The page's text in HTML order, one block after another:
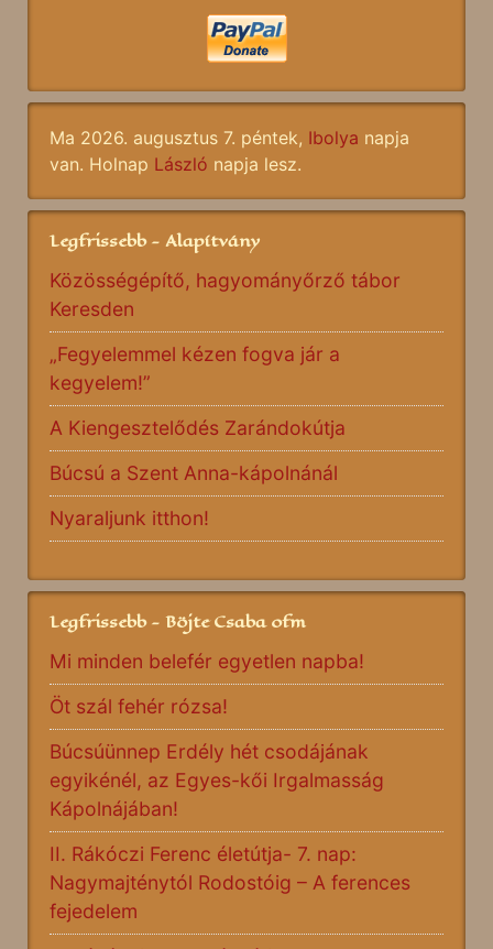
Ma 2026. augusztus 7. péntek, Ibolya napja
van. Holnap László napja lesz.
Legfrissebb - Alapítvány
Közösségépítő, hagyományőrző tábor
Keresden
„Fegyelemmel kézen fogva jár a
kegyelem!”
A Kiengesztelődés Zarándokútja
Búcsú a Szent Anna-kápolnánál
Nyaraljunk itthon!
Legfrissebb - Böjte Csaba ofm
Mi minden belefér egyetlen napba!
Öt szál fehér rózsa!
Búcsúünnep Erdély hét csodájának
egyikénél, az Egyes-kői Irgalmasság
Kápolnájában!
II. Rákóczi Ferenc életútja- 7. nap:
Nagymajténytól Rodostóig – A ferences
fejedelem